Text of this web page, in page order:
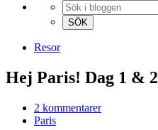
Resor
Hej Paris! Dag 1 & 2
2 kommentarer
Paris